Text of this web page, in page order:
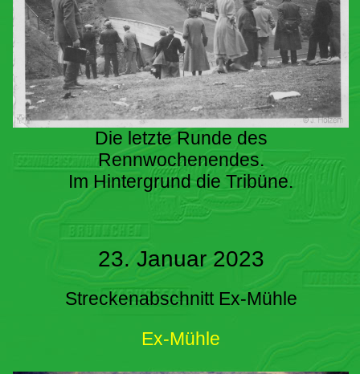
Die letzte Runde des
Rennwochenendes.
Im Hintergrund die Tribüne.
23. Januar 2023
Streckenabschnitt Ex-Mühle
Ex-Mühle